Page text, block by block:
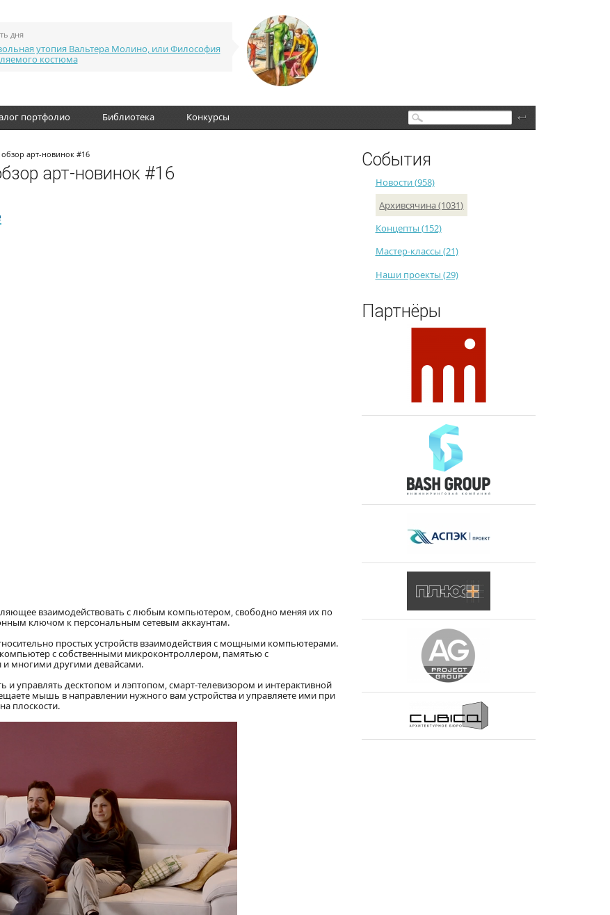
дня
утопия Вальтера Молино, или Философия
костюма
портфолио Библиотека Конкурсы Поиск
арт-новинок #16
арт-новинок #16
взаимодействовать с любым компьютером, свободно меняя их по
ключом к персональным сетевым аккаунтам.
простых устройств взаимодействия с мощными компьютерами.
с собственными микроконтроллером, памятью с
и многими другими девайсами.
управлять десктопом и лэптопом, смарт-телевизором и интерактивной
мышь в направлении нужного вам устройства и управляете ими при
плоскости.
События
Новости (958)
Архивсячина (1031)
Концепты (152)
Мастер-классы (21)
Наши проекты (29)
Партнёры